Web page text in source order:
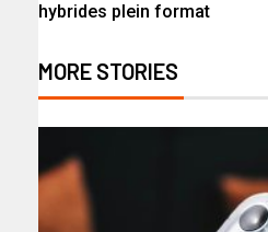
hybrides plein format
MORE STORIES